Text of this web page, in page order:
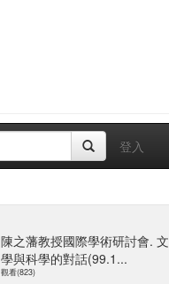
登入
陳之藩教授國際學術研討會. 文
學與科學的對話(99.1...
觀看(823)